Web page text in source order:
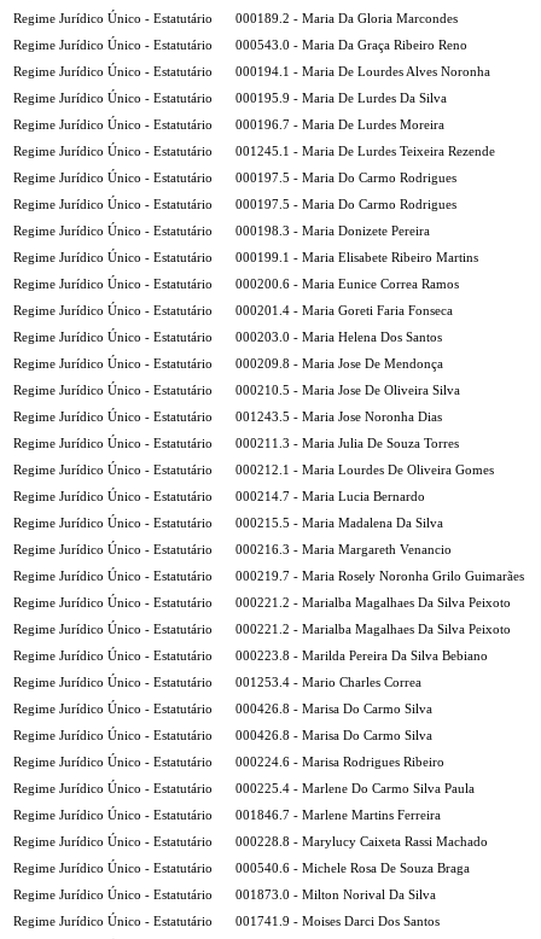
Regime Jurídico Único - Estatutário
000189.2 - Maria Da Gloria Marcondes
Regime Jurídico Único - Estatutário
000543.0 - Maria Da Graça Ribeiro Reno
Regime Jurídico Único - Estatutário
000194.1 - Maria De Lourdes Alves Noronha
Regime Jurídico Único - Estatutário
000195.9 - Maria De Lurdes Da Silva
Regime Jurídico Único - Estatutário
000196.7 - Maria De Lurdes Moreira
Regime Jurídico Único - Estatutário
001245.1 - Maria De Lurdes Teixeira Rezende
Regime Jurídico Único - Estatutário
000197.5 - Maria Do Carmo Rodrigues
Regime Jurídico Único - Estatutário
000197.5 - Maria Do Carmo Rodrigues
Regime Jurídico Único - Estatutário
000198.3 - Maria Donizete Pereira
Regime Jurídico Único - Estatutário
000199.1 - Maria Elisabete Ribeiro Martins
Regime Jurídico Único - Estatutário
000200.6 - Maria Eunice Correa Ramos
Regime Jurídico Único - Estatutário
000201.4 - Maria Goreti Faria Fonseca
Regime Jurídico Único - Estatutário
000203.0 - Maria Helena Dos Santos
Regime Jurídico Único - Estatutário
000209.8 - Maria Jose De Mendonça
Regime Jurídico Único - Estatutário
000210.5 - Maria Jose De Oliveira Silva
Regime Jurídico Único - Estatutário
001243.5 - Maria Jose Noronha Dias
Regime Jurídico Único - Estatutário
000211.3 - Maria Julia De Souza Torres
Regime Jurídico Único - Estatutário
000212.1 - Maria Lourdes De Oliveira Gomes
Regime Jurídico Único - Estatutário
000214.7 - Maria Lucia Bernardo
Regime Jurídico Único - Estatutário
000215.5 - Maria Madalena Da Silva
Regime Jurídico Único - Estatutário
000216.3 - Maria Margareth Venancio
Regime Jurídico Único - Estatutário
000219.7 - Maria Rosely Noronha Grilo Guimarães
Regime Jurídico Único - Estatutário
000221.2 - Marialba Magalhaes Da Silva Peixoto
Regime Jurídico Único - Estatutário
000221.2 - Marialba Magalhaes Da Silva Peixoto
Regime Jurídico Único - Estatutário
000223.8 - Marilda Pereira Da Silva Bebiano
Regime Jurídico Único - Estatutário
001253.4 - Mario Charles Correa
Regime Jurídico Único - Estatutário
000426.8 - Marisa Do Carmo Silva
Regime Jurídico Único - Estatutário
000426.8 - Marisa Do Carmo Silva
Regime Jurídico Único - Estatutário
000224.6 - Marisa Rodrigues Ribeiro
Regime Jurídico Único - Estatutário
000225.4 - Marlene Do Carmo Silva Paula
Regime Jurídico Único - Estatutário
001846.7 - Marlene Martins Ferreira
Regime Jurídico Único - Estatutário
000228.8 - Marylucy Caixeta Rassi Machado
Regime Jurídico Único - Estatutário
000540.6 - Michele Rosa De Souza Braga
Regime Jurídico Único - Estatutário
001873.0 - Milton Norival Da Silva
Regime Jurídico Único - Estatutário
001741.9 - Moises Darci Dos Santos